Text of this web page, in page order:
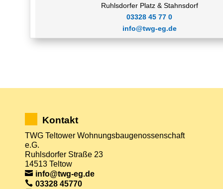
Ruhlsdorfer Platz & Stahnsdorf
03328 45 77 0
info@twg-eg.de
Kontakt
TWG Teltower Wohnungsbaugenossenschaft
e.G.
Ruhlsdorfer Straße 23
14513 Teltow
info@twg-eg.de
03328 45770